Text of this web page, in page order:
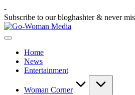
Skip
to
content
-
Subscribe to our bloghashter & never
Portal
Untuk
Wanita
Indonesia
Home
News
Entertainment
Woman Corner